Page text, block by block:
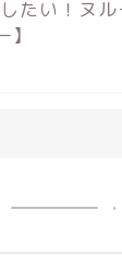
たい！ヌ